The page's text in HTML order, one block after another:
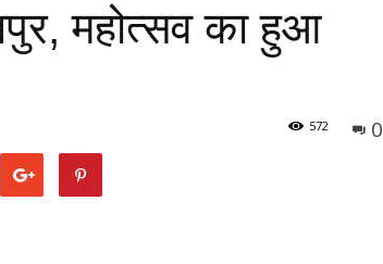
महोत्सव का हुआ
0
572